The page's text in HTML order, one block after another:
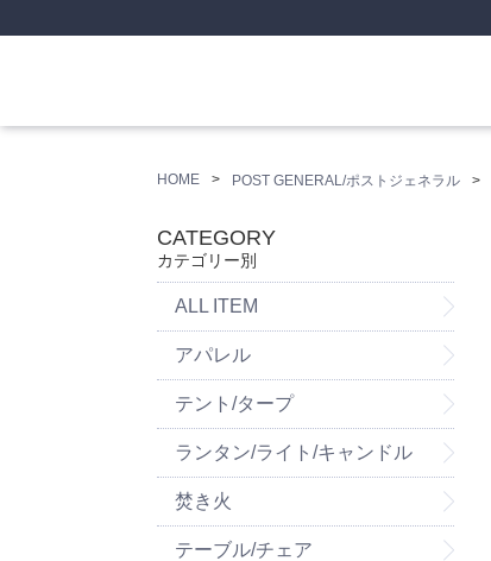
HOME POST GENERAL/ポストジェネラル
CATEGORY
カテゴリー別
ALL ITEM
アパレル
テント/タープ
ランタン/ライト/キャンドル
焚き火
テーブル/チェア